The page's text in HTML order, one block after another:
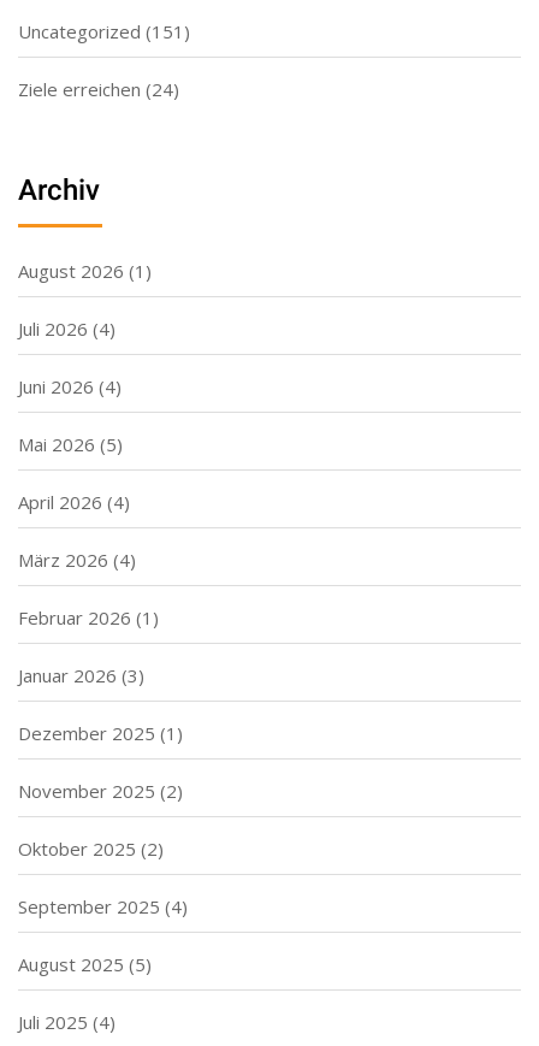
Uncategorized (151)
Ziele erreichen (24)
Archiv
August 2026 (1)
Juli 2026 (4)
Juni 2026 (4)
Mai 2026 (5)
April 2026 (4)
März 2026 (4)
Februar 2026 (1)
Januar 2026 (3)
Dezember 2025 (1)
November 2025 (2)
Oktober 2025 (2)
September 2025 (4)
August 2025 (5)
Juli 2025 (4)